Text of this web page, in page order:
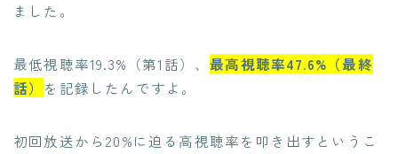
ました。
最低視聴率19.3%（第1話）、最高視聴率47.6%（最終
話） を記録したんですよ。
初回放送から20%に迫る高視聴率を叩き出すというこ